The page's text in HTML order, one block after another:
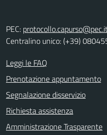
PEC:
Centralino unico: (+39)
Leggi le FAQ
Prenotazione appuntamento
Segnalazione disservizio
Richiesta assistenza
Amministrazione Trasparente